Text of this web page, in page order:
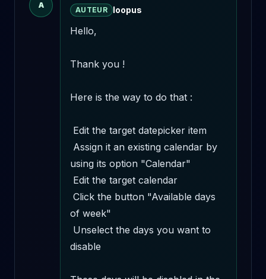
A
AUTEUR loopus
Hello,
Thank you !
Here is the way to do that :
using its option "Calendar"
of week"
disable